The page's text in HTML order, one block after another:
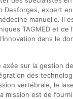
Desforges, expert
manuelle. Il
TAGMED et de
dans le
axée sur la gestion
des
vertébrale, le
mission est de